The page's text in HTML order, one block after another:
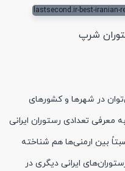
شرپ
در شهرها و کشورهای
معرفی تعدادی رستوران ایرانی
بین ارمنی‌ها هم شناخته
ایرانی دیگری در